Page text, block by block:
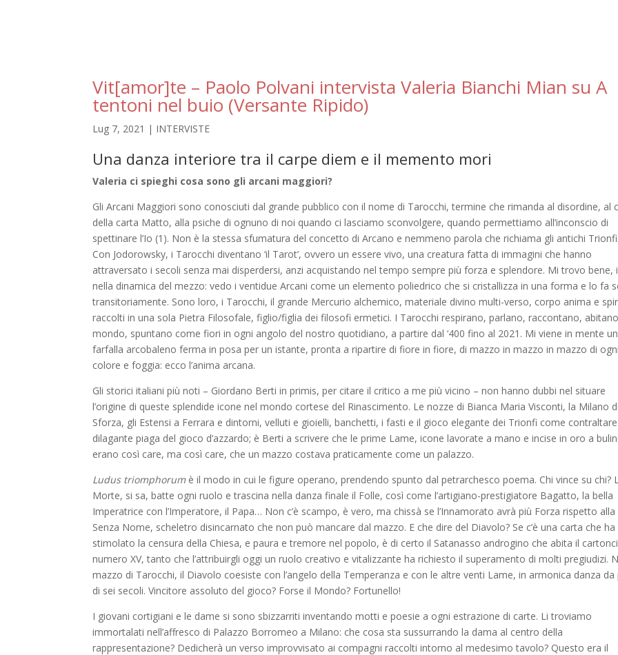
Vit[amor]te – Paolo Polvani intervista Valeria Bianchi Mian su A
tentoni nel buio (Versante Ripido)
Lug 7, 2021 | INTERVISTE
Una danza interiore tra il carpe diem e il memento mori
Valeria ci spieghi cosa sono gli arcani maggiori?
Gli Arcani Maggiori sono conosciuti dal grande pubblico con il nome di Tarocchi, termine che rimanda al disordine, al
della carta Matto, alla psiche di ognuno di noi quando ci lasciamo sconvolgere, quando permettiamo all’inconscio di
spettinare l’Io (1). Non è la stessa sfumatura del concetto di Arcano e nemmeno parola che richiama gli antichi Trionfi.
Con Jodorowsky, i Tarocchi diventano ‘il Tarot’, ovvero un essere vivo, una creatura fatta di immagini che hanno
attraversato i secoli senza mai disperdersi, anzi acquistando nel tempo sempre più forza e splendore. Mi trovo bene,
nella dinamica del mezzo: vedo i ventidue Arcani come un elemento poliedrico che si cristallizza in una forma e lo fa
transitoriamente. Sono loro, i Tarocchi, il grande Mercurio alchemico, materiale divino multi-verso, corpo anima e
raccolti in una sola Pietra Filosofale, figlio/figlia dei filosofi ermetici. I Tarocchi respirano, parlano, raccontano,
mondo, spuntano come fiori in ogni angolo del nostro quotidiano, a partire dal ‘400 fino al 2021. Mi viene in mente
farfalla arcobaleno ferma in posa per un istante, pronta a ripartire di fiore in fiore, di mazzo in mazzo in mazzo di ogni
colore e foggia: ecco l’anima arcana.
Gli storici italiani più noti – Giordano Berti in primis, per citare il critico a me più vicino – non hanno dubbi nel situare
l’origine di queste splendide icone nel mondo cortese del Rinascimento. Le nozze di Bianca Maria Visconti, la Milano
Sforza, gli Estensi a Ferrara e dintorni, velluti e gioielli, banchetti, i fasti e il gioco elegante dei Trionfi come
dilagante piaga del gioco d’azzardo; è Berti a scrivere che le prime Lame, icone lavorate a mano e incise in oro a
erano così care, ma così care, che un mazzo costava praticamente come un palazzo.
Ludus triomphorum è il modo in cui le figure operano, prendendo spunto dal petrarchesco poema. Chi vince su chi?
Morte, si sa, batte ogni ruolo e trascina nella danza finale il Folle, così come l’artigiano-prestigiatore Bagatto, la bella
Imperatrice con l’Imperatore, il Papa… Non c’è scampo, è vero, ma chissà se l’Innamorato avrà più Forza rispetto alla
Senza Nome, scheletro disincarnato che non può mancare dal mazzo. E che dire del Diavolo? Se c’è una carta che ha
stimolato la censura della Chiesa, e paura e tremore nel popolo, è di certo il Satanasso androgino che abita il
numero XV, tanto che l’attribuirgli oggi un ruolo creativo e vitalizzante ha richiesto il superamento di molti pregiudizi.
mazzo di Tarocchi, il Diavolo coesiste con l’angelo della Temperanza e con le altre venti Lame, in armonica danza da
di sei secoli. Vincitore assoluto del gioco? Forse il Mondo? Fortunello!
I giovani cortigiani e le dame si sono sbizzarriti inventando motti e poesie a ogni estrazione di carte. Li troviamo
immortalati nell’affresco di Palazzo Borromeo a Milano: che cosa sta sussurrando la dama al centro della
rappresentazione? Dedicherà un verso improvvisato ai compagni raccolti intorno al medesimo tavolo? Questo era il